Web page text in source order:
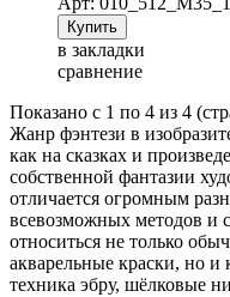
в закладки
сравнение
Показано с 1 по 4 из 4
Жанр фэнтези в
как на сказках и
собственной фантазии
отличается огромным
всевозможных методов и
относиться не только
акварельные краски, но
техника эбру, шёлковые